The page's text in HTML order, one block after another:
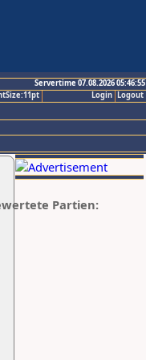
Servertime 07.08.2026 05:46:55
Logout
Login
Partien: